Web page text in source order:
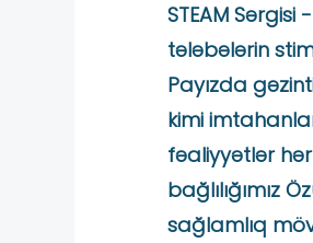
STEAM
tələbələrin
Payızda
kimi
fəaliyyətlər
bağlılığımız
sağlamlıq